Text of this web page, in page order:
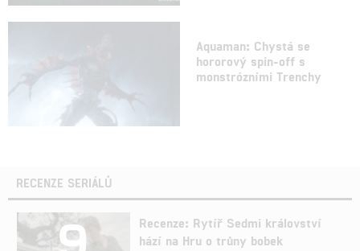
Aquaman: Chystá se
hororový spin-off s
monstrózními Trenchy
RECENZE SERIÁLŮ
Recenze: Rytíř Sedmi království
hází na Hru o trůny bobek